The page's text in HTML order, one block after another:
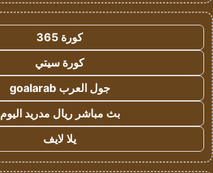
كورة 365
كورة سيتي
جول العرب goalarab
بث مباشر ريال مدريد اليوم
يلا لايف